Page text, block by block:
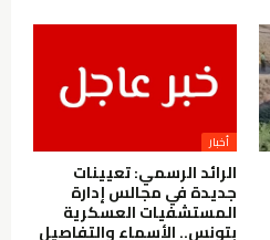
أخبار
الرائد الرسمي: تعيينات
جديدة في مجالس إدارة
المستشفيات العسكرية
بتونس.. الأسماء والتفاصيل